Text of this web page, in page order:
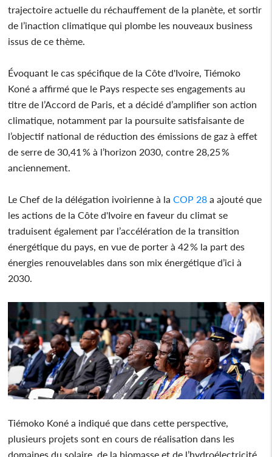
trajectoire actuelle du réchauffement de la planète, et sortir
de l’inaction climatique qui plombe les nouveaux business
issus de ce thème.
Évoquant le cas spécifique de la Côte d'Ivoire, Tiémoko
Koné a affirmé que le Pays respecte ses engagements au
titre de l’Accord de Paris, et a décidé d’amplifier son action
climatique, notamment par la poursuite satisfaisante de
l’objectif national de réduction des émissions de gaz à effet
de serre de 30,41 % à l’horizon 2030, contre 28,25 %
anciennement.
Le Chef de la délégation ivoirienne à laCOP 28 a ajouté que
les actions de la Côte d'Ivoire en faveur du climat se
traduisent également par l’accélération de la transition
énergétique du pays, en vue de porter à 42 % la part des
énergies renouvelables dans son mix énergétique d’ici à
2030.
Tiémoko Koné a indiqué que dans cette perspective,
plusieurs projets sont en cours de réalisation dans les
domaines du solaire, de la biomasse et de l’hydroélectricité